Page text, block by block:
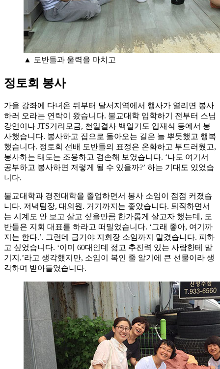
▲ 도반들과 울력을 마치고
정토회 봉사
가을 강좌에 다녀온 뒤부터 달서지역에서 행사가 열리면 봉사
하러 오라는 연락이 왔습니다. 불교대학 입학하기 전부터 스님
강연이나 JTS거리모금, 천일결사 백일기도 입재식 등에서 봉
사했습니다. 봉사하고 집으로 돌아오는 길은 늘 뿌듯했고 행복
했습니다. 정토회 선배 도반들의 표정은 온화하고 부드러웠고,
봉사하는 태도는 조용하고 겸손해 보였습니다. ‘나도 여기서
공부하고 봉사하면 저렇게 될 수 있을까?’ 하는 기대도 있었습
니다.
불교대학과 경전대학을 졸업하면서 봉사 소임이 점점 커졌습
니다. 저녁팀장, 대의원. 거기까지는 좋았습니다. 퇴직하면서
는 시계도 안 보고 살고 싶을만큼 한가롭게 살고자 했는데, 도
반들은 지회 대표를 하라고 떠밀었습니다. ‘그래 좋아, 여기까
지는 한다.’. 그런데 급기야 지회장 소임까지 맡겼습니다. 피하
고 싶었습니다. ‘이미 60대인데 젊고 추진력 있는 사람한테 맡
기지.’라고 생각했지만, 소임이 복인 줄 알기에 큰 선물이라 생
각하며 받아들였습니다.